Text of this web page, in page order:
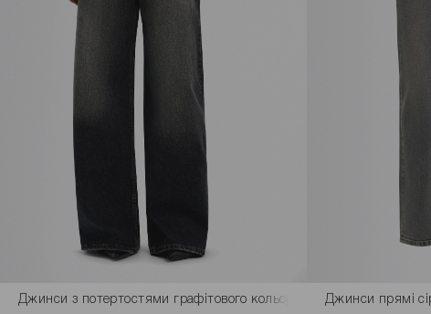
Джинси з потертостями графітового кольору
Джинси прямі